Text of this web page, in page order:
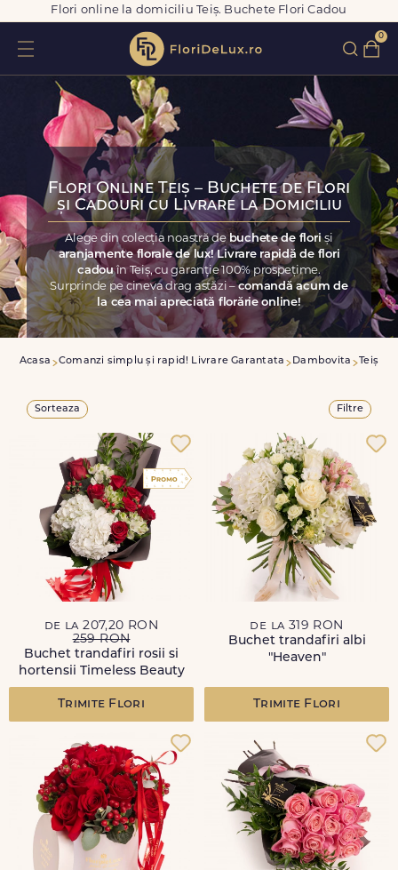
Flori online la domiciliu Teiș. Buchete Flori Cadou
0
Flori Online Teiș – Buchete de Flori
și Cadouri cu Livrare la Domiciliu
Alege din colecția noastră de buchete de floriși
aranjamente florale de lux! Livrare rapidă de flori
cadouîn Teiș, cu garanție 100% prospețime.
Surprinde pe cineva drag astăzi –comandă acum de
la cea mai apreciată florărie online!
Acasa Comanzi simplu și rapid! Livrare Garantata Dambovita Teiș
Sorteaza Filtre
de la 207,20 RON
259 RON
Buchet trandafiri rosii si
hortensii Timeless Beauty
Trimite Flori
de la 319 RON
Buchet trandafiri albi
"Heaven"
Trimite Flori